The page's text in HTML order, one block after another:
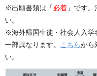
※出願書類は「必着 」です
い。
※海外帰国生徒・社会人入学
一部異なります。
こちらから
い。